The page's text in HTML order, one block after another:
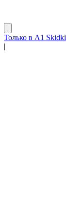
Только в A1 Skidki
|